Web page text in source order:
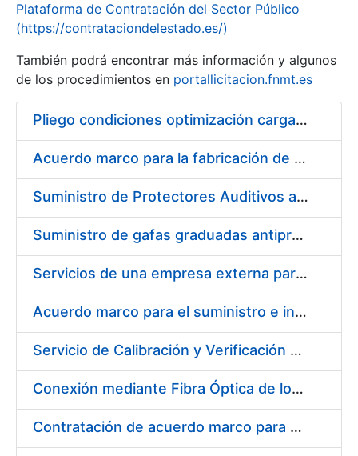
Plataforma de Contratación del Sector Público
(https://contrataciondelestado.es/)
También podrá encontrar más información y algunos
de los procedimientos en portallicitacion.fnmt.es
Pliego condiciones optimización cargas compras firmado
Acuerdo marco para la fabricación de piezas
Suministro de Protectores Auditivos a medida para las personas trabajadoras de los Centros de Trabajo de Madrid y Burgos
Suministro de gafas graduadas antiproyecciones para los trabajadores de la FNMT-RCM en los centros de trabajo de Madrid y Burgos
Servicios de una empresa externa para el asesoramiento y resolución de los recursos de alzada que se presentan relacionados con procesos de selección para la FNMT-RCM
Acuerdo marco para el suministro e instalación de persianas, estores y otros complementos
Servicio de Calibración y Verificación Externa de los Equipos de Medición del Servicio de Prevención de la FNMT-RCM
Conexión mediante Fibra Óptica de los Centros de Proceso de Datos (CPDs) de las sedes de la FNMT-RCM de Burgos y Madrid
Contratación de acuerdo marco para el Suministro de Material de Electricidad para la Fábrica Nacional de Moneda y Timbre-Real Casa de la Moneda en su centro de trabajo de Burgos